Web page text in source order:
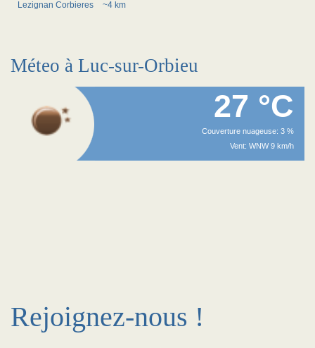
Lezignan Corbieres ~4 km
Méteo à Luc-sur-Orbieu
27 °C
Couverture nuageuse: 3 %
Vent: WNW 9 km/h
Rejoignez-nous !